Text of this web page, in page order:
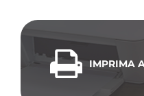
IMPRIMA